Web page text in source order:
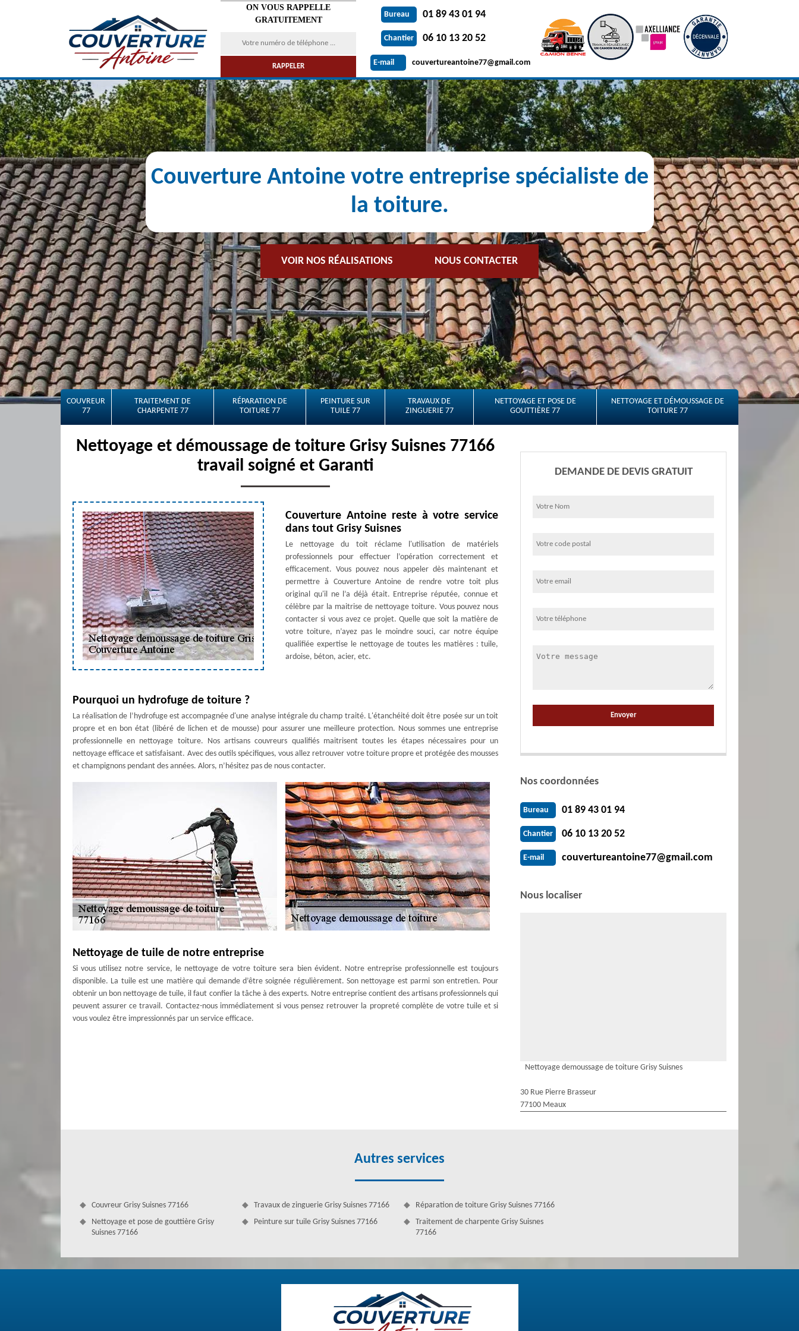
ON VOUS RAPPELLE
GRATUITEMENT
Bureau 01 89 43 01 94
Chantier 06 10 13 20 52
E-mail couvertureantoine77@gmail.com
Couverture Antoine votre entreprise spécialiste de
la toiture.
VOIR NOS RÉALISATIONS NOUS CONTACTER
COUVREUR
77
TRAITEMENT DE
CHARPENTE 77
RÉPARATION DE
TOITURE 77
PEINTURE SUR
TUILE 77
TRAVAUX DE
ZINGUERIE 77
NETTOYAGE ET POSE DE
GOUTTIÈRE 77
NETTOYAGE ET DÉMOUSSAGE DE
TOITURE 77
Nettoyage et démoussage de toiture Grisy Suisnes 77166
travail soigné et Garanti
Couverture Antoine reste à votre service
dans tout Grisy Suisnes
Le nettoyage du toit réclame l'utilisation de matériels
professionnels pour effectuer l’opération correctement et
efficacement. Vous pouvez nous appeler dès maintenant et
permettre à Couverture Antoine de rendre votre toit plus
original qu'il ne l’a déjà était. Entreprise réputée, connue et
célèbre par la maitrise de nettoyage toiture. Vous pouvez nous
contacter si vous avez ce projet. Quelle que soit la matière de
votre toiture, n’ayez pas le moindre souci, car notre équipe
qualifiée expertise le nettoyage de toutes les matières : tuile,
ardoise, béton, acier, etc.
Pourquoi un hydrofuge de toiture ?
La réalisation de l’hydrofuge est accompagnée d'une analyse intégrale du champ traité. L'étanchéité doit être posée sur un toit
propre et en bon état (libéré de lichen et de mousse) pour assurer une meilleure protection. Nous sommes une entreprise
professionnelle en nettoyage toiture. Nos artisans couvreurs qualifiés maitrisent toutes les étapes nécessaires pour un
nettoyage efficace et satisfaisant. Avec des outils spécifiques, vous allez retrouver votre toiture propre et protégée des mousses
et champignons pendant des années. Alors, n’hésitez pas de nous contacter.
Nettoyage de tuile de notre entreprise
Si vous utilisez notre service, le nettoyage de votre toiture sera bien évident. Notre entreprise professionnelle est toujours
disponible. La tuile est une matière qui demande d’être soignée régulièrement. Son nettoyage est parmi son entretien. Pour
obtenir un bon nettoyage de tuile, il faut confier la tâche à des experts. Notre entreprise contient des artisans professionnels qui
peuvent assurer ce travail. Contactez-nous immédiatement si vous pensez retrouver la propreté complète de votre tuile et si
vous voulez être impressionnés par un service efficace.
Pour un toit sale qui perd sa peinture, c'est l'occasion de mettre de l'antimousse. L'hydrofuge doit être répandu sur toute la
DEMANDE DE DEVIS GRATUIT
Nos coordonnées
Bureau 01 89 43 01 94
Chantier 06 10 13 20 52
E-mail couvertureantoine77@gmail.com
Nous localiser
Nettoyage demoussage de toiture Grisy Suisnes
30 Rue Pierre Brasseur
77100 Meaux
Autres services
Couvreur Grisy Suisnes 77166
Nettoyage et pose de gouttière Grisy
Suisnes 77166
Travaux de zinguerie Grisy Suisnes 77166
Peinture sur tuile Grisy Suisnes 77166
Réparation de toiture Grisy Suisnes 77166
Traitement de charpente Grisy Suisnes
77166